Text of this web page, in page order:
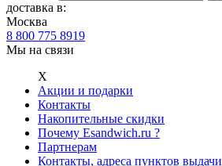
доставка в:
Москва
8 800 775 8919
Мы на связи
Х
Акции и подарки
Контакты
Накопительные скидки
Почему Esandwich.ru ?
Партнерам
Контакты, адреса пунктов выдачи